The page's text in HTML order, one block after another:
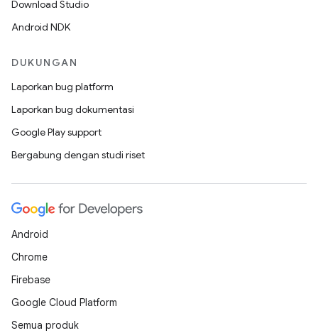
Download Studio
Android NDK
DUKUNGAN
Laporkan bug platform
Laporkan bug dokumentasi
Google Play support
Bergabung dengan studi riset
Android
Chrome
Firebase
Google Cloud Platform
Semua produk